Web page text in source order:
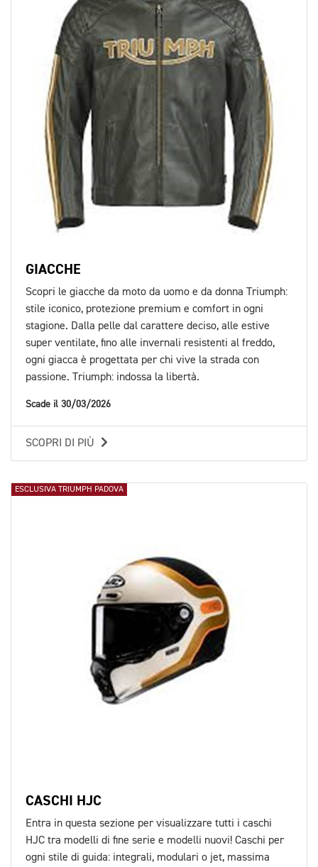
GIACCHE
Scopri le giacche da moto da uomo e da donna Triumph:
stile iconico, protezione premium e comfort in ogni
stagione. Dalla pelle dal carattere deciso, alle estive
super ventilate, fino alle invernali resistenti al freddo,
ogni giacca è progettata per chi vive la strada con
passione. Triumph: indossa la libertà.
Scade il 30/03/2026
SCOPRI DI PIÙ
ESCLUSIVA TRIUMPH PADOVA
CASCHI HJC
Entra in questa sezione per visualizzare tutti i caschi
HJC tra modelli di fine serie e modelli nuovi! Caschi per
ogni stile di guida: integrali, modulari o jet, massima